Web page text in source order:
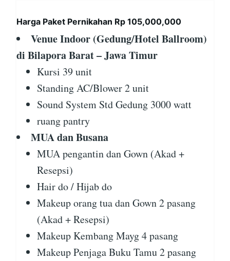
Harga Paket Pernikahan Rp 105,000,000
Venue Indoor (Gedung/Hotel Ballroom)
di Bilapora Barat – Jawa Timur
Kursi 39 unit
Standing AC/Blower 2 unit
Sound System Std Gedung 3000 watt
ruang pantry
MUA dan Busana
MUA pengantin dan Gown (Akad +
Resepsi)
Hair do / Hijab do
Makeup orang tua dan Gown 2 pasang
(Akad + Resepsi)
Makeup Kembang Mayg 4 pasang
Makeup Penjaga Buku Tamu 2 pasang